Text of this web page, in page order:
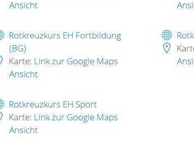
Ansicht
Rotkreuzkurs EH Fortbildung
(BG)
Karte: Link zur Google Maps
Ansicht
Rotkreuzkurs EH Sport
Karte: Link zur Google Maps
Ansicht